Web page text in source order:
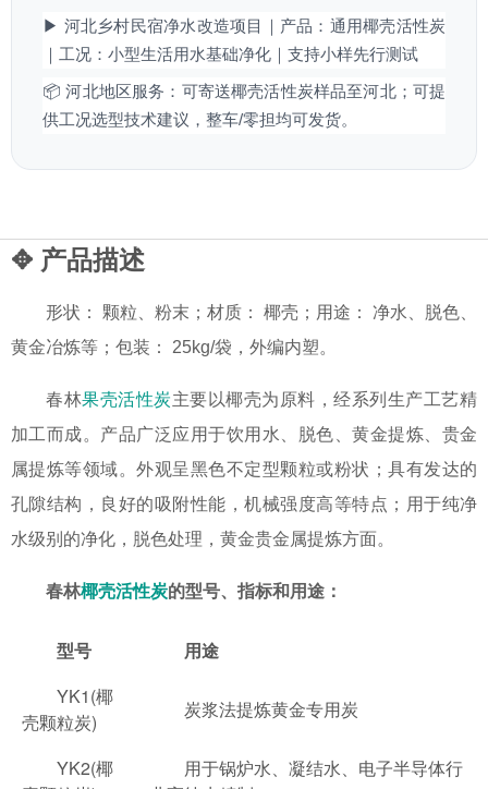
▶ 河北乡村民宿净水改造项目｜产品：通用椰壳活性炭
｜工况：小型生活用水基础净化｜支持小样先行测试
📦 河北地区服务：可寄送椰壳活性炭样品至河北；可提
供工况选型技术建议，整车/零担均可发货。
✥ 产品描述
形状： 颗粒、粉末；材质： 椰壳；用途： 净水、脱色、
黄金冶炼等；包装： 25kg/袋，外编内塑。
春林果壳活性炭主要以椰壳为原料，经系列生产工艺精
加工而成。产品广泛应用于饮用水、脱色、黄金提炼、贵金
属提炼等领域。外观呈黑色不定型颗粒或粉状；具有发达的
孔隙结构，良好的吸附性能，机械强度高等特点；用于纯净
水级别的净化，脱色处理，黄金贵金属提炼方面。
春林椰壳活性炭的型号、指标和用途：
型号
用途
YK1(椰
壳颗粒炭)
炭浆法提炼黄金专用炭
YK2(椰
用于锅炉水、凝结水、电子半导体行